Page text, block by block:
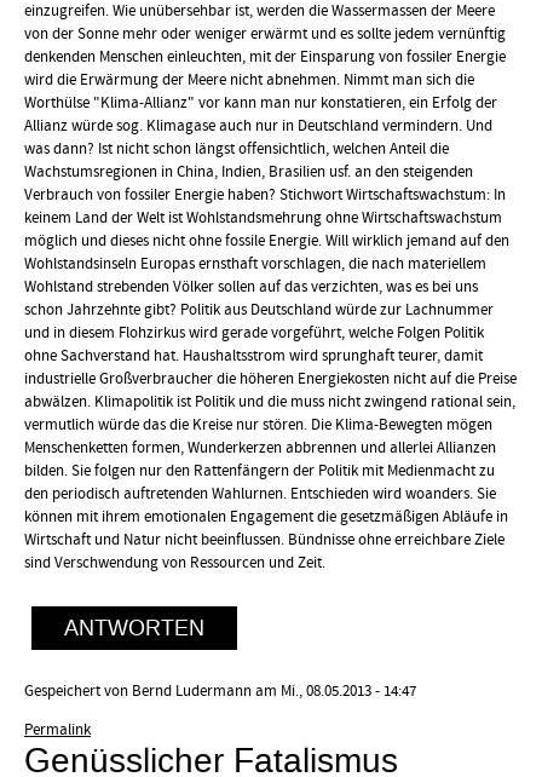
einzugreifen. Wie unübersehbar ist, werden die Wassermassen der Meere
von der Sonne mehr oder weniger erwärmt und es sollte jedem vernünftig
denkenden Menschen einleuchten, mit der Einsparung von fossiler Energie
wird die Erwärmung der Meere nicht abnehmen. Nimmt man sich die
Worthülse "Klima-Allianz" vor kann man nur konstatieren, ein Erfolg der
Allianz würde sog. Klimagase auch nur in Deutschland vermindern. Und
was dann? Ist nicht schon längst offensichtlich, welchen Anteil die
Wachstumsregionen in China, Indien, Brasilien usf. an den steigenden
Verbrauch von fossiler Energie haben? Stichwort Wirtschaftswachstum: In
keinem Land der Welt ist Wohlstandsmehrung ohne Wirtschaftswachstum
möglich und dieses nicht ohne fossile Energie. Will wirklich jemand auf den
Wohlstandsinseln Europas ernsthaft vorschlagen, die nach materiellem
Wohlstand strebenden Völker sollen auf das verzichten, was es bei uns
schon Jahrzehnte gibt? Politik aus Deutschland würde zur Lachnummer
und in diesem Flohzirkus wird gerade vorgeführt, welche Folgen Politik
ohne Sachverstand hat. Haushaltsstrom wird sprunghaft teurer, damit
industrielle Großverbraucher die höheren Energiekosten nicht auf die Preise
abwälzen. Klimapolitik ist Politik und die muss nicht zwingend rational sein,
vermutlich würde das die Kreise nur stören. Die Klima-Bewegten mögen
Menschenketten formen, Wunderkerzen abbrennen und allerlei Allianzen
bilden. Sie folgen nur den Rattenfängern der Politik mit Medienmacht zu
den periodisch auftretenden Wahlurnen. Entschieden wird woanders. Sie
können mit ihrem emotionalen Engagement die gesetzmäßigen Abläufe in
Wirtschaft und Natur nicht beeinflussen. Bündnisse ohne erreichbare Ziele
sind Verschwendung von Ressourcen und Zeit.
ANTWORTEN
Gespeichert von Bernd Ludermannam Mi., 08.05.2013 - 14:47
Permalink
Genüsslicher Fatalismus